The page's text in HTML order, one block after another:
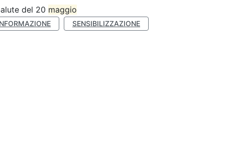
del 20 maggio
SENSIBILIZZAZIONE